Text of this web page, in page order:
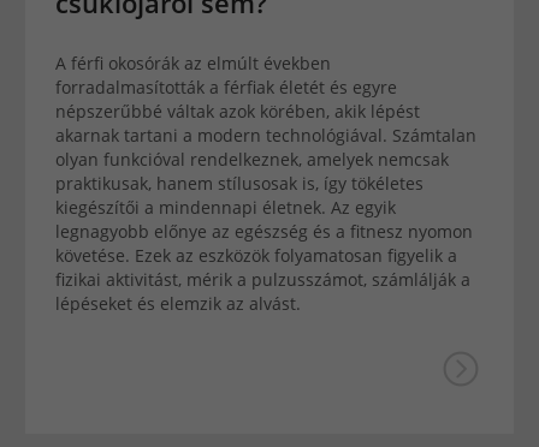
A férfi okosórák az elmúlt években
forradalmasították a férfiak életét és egyre
népszerűbbé váltak azok körében, akik lépést
akarnak tartani a modern technológiával. Számtalan
olyan funkcióval rendelkeznek, amelyek nemcsak
praktikusak, hanem stílusosak is, így tökéletes
kiegészítői a mindennapi életnek. Az egyik
legnagyobb előnye az egészség és a fitnesz nyomon
követése. Ezek az eszközök folyamatosan figyelik a
fizikai aktivitást, mérik a pulzusszámot, számlálják a
lépéseket és elemzik az alvást.